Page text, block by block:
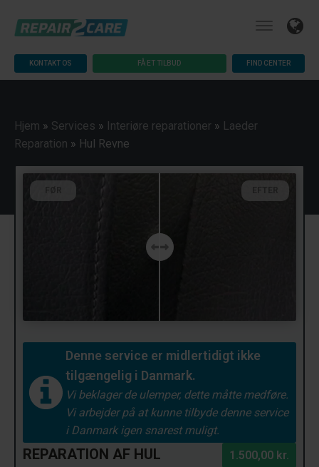
KONTAKT OS FÅ ET TILBUD FIND CENTER
Hjem » Services » Interiøre reparationer » Laeder
Reparation » Hul Revne
Denne service er midlertidigt ikke
tilgængelig i Danmark.
Vi beklager de ulemper, dette måtte medføre.
Vi arbejder på at kunne tilbyde denne service
i Danmark igen snarest muligt.
REPARATION AF HUL
1.500,00 kr.